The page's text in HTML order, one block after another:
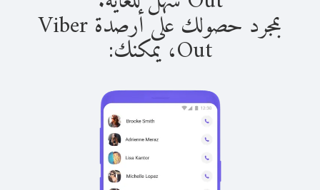
بمجرد حصولك على أرصدة Viber
Out، يمكنك: